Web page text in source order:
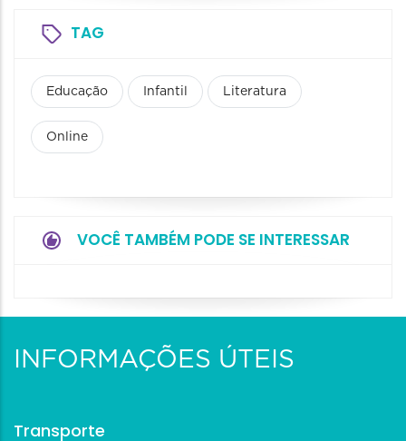
TAG
Educação Infantil Literatura
Online
VOCÊ TAMBÉM PODE SE INTERESSAR
INFORMAÇÕES ÚTEIS
Transporte